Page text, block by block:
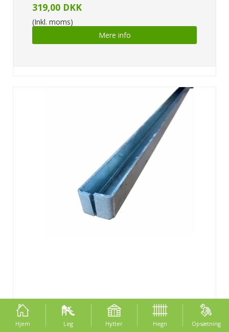
319,00 DKK
(Inkl. moms)
Mere info
U-skinne til Stockholm længde 211,5cm (passer til
210cm)
Hjem Leg Hytter Hegn Opsætning